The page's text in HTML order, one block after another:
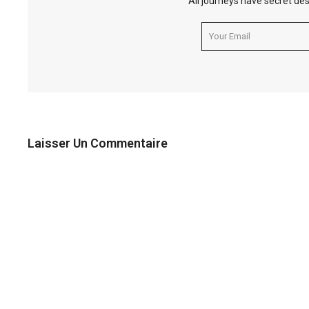
Laisser Un Commentaire